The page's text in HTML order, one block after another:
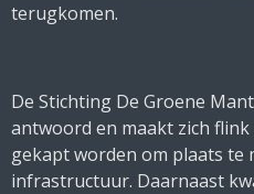
terugkomen.
De Stichting De Groene
antwoord en maakt zich
gekapt worden om plaats te
infrastructuur. Daarnaast